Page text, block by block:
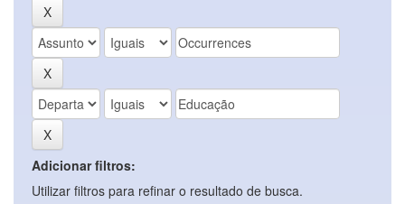
Adicionar filtros:
Utilizar filtros para refinar o resultado de busca.